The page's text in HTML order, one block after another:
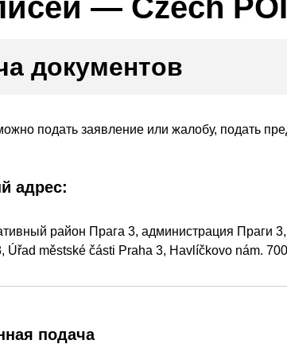
— Czech
документов
подать заявление или жалобу, подать
адрес:
район Прага 3, администрация Праги
Úřad městské části Praha 3, Havlíčkovo nám.
подача